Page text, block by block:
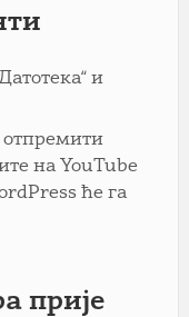
и
отпремити
на YouTube
ће га
прије